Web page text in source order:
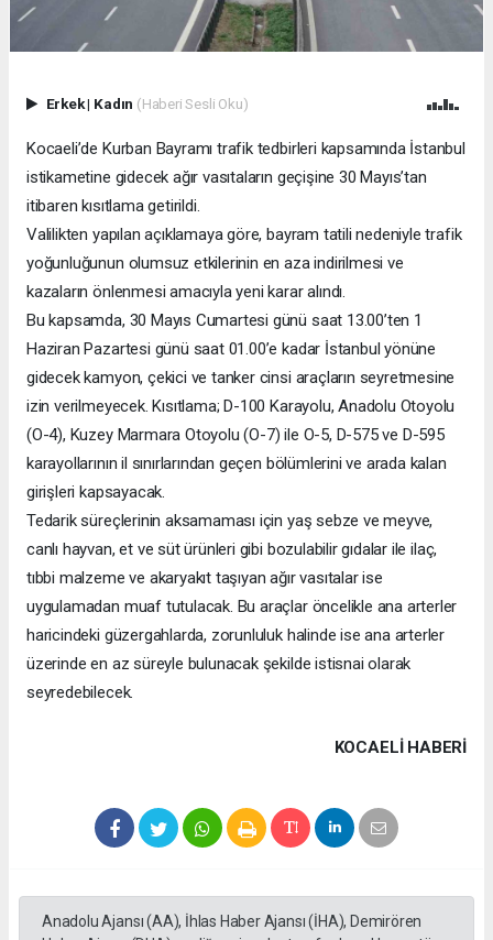
Erkek| Kadın (Haberi Sesli Oku)
Kocaeli’de Kurban Bayramı trafik tedbirleri kapsamında İstanbul
istikametine gidecek ağır vasıtaların geçişine 30 Mayıs’tan
itibaren kısıtlama getirildi.
Valilikten yapılan açıklamaya göre, bayram tatili nedeniyle trafik
yoğunluğunun olumsuz etkilerinin en aza indirilmesi ve
kazaların önlenmesi amacıyla yeni karar alındı.
Bu kapsamda, 30 Mayıs Cumartesi günü saat 13.00’ten 1
Haziran Pazartesi günü saat 01.00’e kadar İstanbul yönüne
gidecek kamyon, çekici ve tanker cinsi araçların seyretmesine
izin verilmeyecek. Kısıtlama; D-100 Karayolu, Anadolu Otoyolu
(O-4), Kuzey Marmara Otoyolu (O-7) ile O-5, D-575 ve D-595
karayollarının il sınırlarından geçen bölümlerini ve arada kalan
girişleri kapsayacak.
Tedarik süreçlerinin aksamaması için yaş sebze ve meyve,
canlı hayvan, et ve süt ürünleri gibi bozulabilir gıdalar ile ilaç,
tıbbi malzeme ve akaryakıt taşıyan ağır vasıtalar ise
uygulamadan muaf tutulacak. Bu araçlar öncelikle ana arterler
haricindeki güzergahlarda, zorunluluk halinde ise ana arterler
üzerinde en az süreyle bulunacak şekilde istisnai olarak
seyredebilecek.
KOCAELI HABERİ
Anadolu Ajansı (AA), İhlas Haber Ajansı (İHA), Demirören